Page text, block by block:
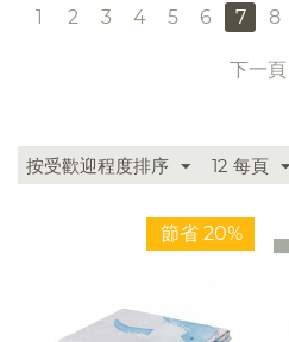
1 2 3 4 5 6 7 8
下一頁
按受歡迎程度排序 12 每頁
節省 20%